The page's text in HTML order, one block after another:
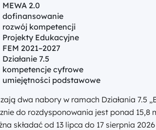
MEWA 2.0
dofinansowanie
rozwój kompetencji
Projekty Edukacyjne
FEM 2021–2027
Działanie 7.5
kompetencje cyfrowe
umiejętności podstawowe
dwa nabory w ramach Działania 7.5
do rozdysponowania jest ponad 15,8
składać od 13 lipca do 17 sierpnia